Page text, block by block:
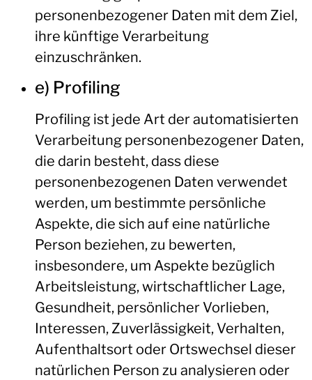
personenbezogener Daten mit dem Ziel,
ihre künftige Verarbeitung
einzuschränken.
e) Profiling
Profiling ist jede Art der automatisierten
Verarbeitung personenbezogener Daten,
die darin besteht, dass diese
personenbezogenen Daten verwendet
werden, um bestimmte persönliche
Aspekte, die sich auf eine natürliche
Person beziehen, zu bewerten,
insbesondere, um Aspekte bezüglich
Arbeitsleistung, wirtschaftlicher Lage,
Gesundheit, persönlicher Vorlieben,
Interessen, Zuverlässigkeit, Verhalten,
Aufenthaltsort oder Ortswechsel dieser
natürlichen Person zu analysieren oder